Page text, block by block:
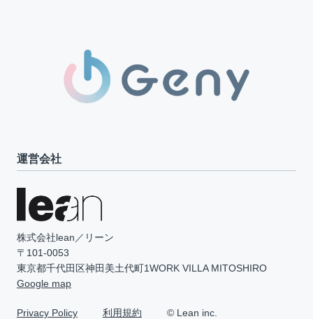
運営会社
株式会社lean／リーン
〒101-0053
東京都千代田区神田美土代町1WORK VILLA MITOSHIRO
Google map
Privacy Policy 利用規約 © Lean inc.